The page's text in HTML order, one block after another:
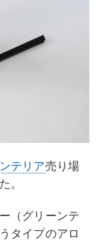
テリア売り場
。
（グリーンテ
タイプのアロ